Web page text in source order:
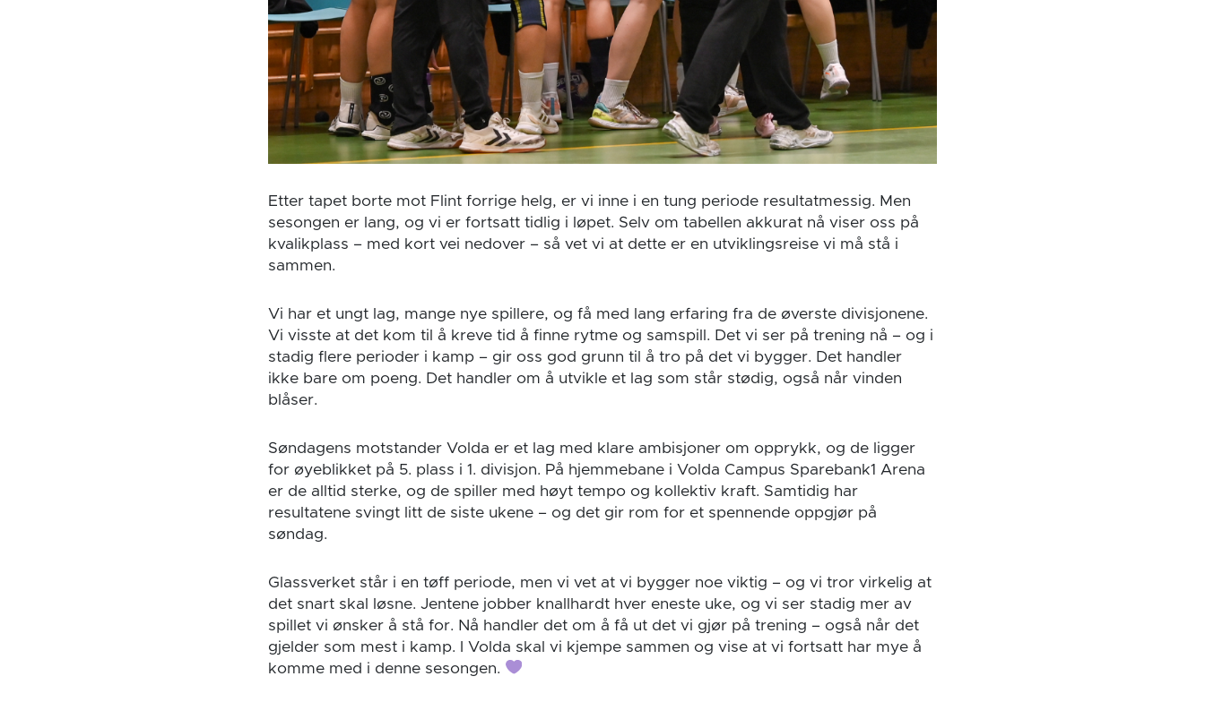
Etter tapet borte mot Flint forrige helg, er vi inne i en tung periode resultatmessig. Men
sesongen er lang, og vi er fortsatt tidlig i løpet. Selv om tabellen akkurat nå viser oss på
kvalikplass – med kort vei nedover – så vet vi at dette er en utviklingsreise vi må stå i
sammen.
Vi har et ungt lag, mange nye spillere, og få med lang erfaring fra de øverste divisjonene.
Vi visste at det kom til å kreve tid å finne rytme og samspill. Det vi ser på trening nå – og i
stadig flere perioder i kamp – gir oss god grunn til å tro på det vi bygger. Det handler
ikke bare om poeng. Det handler om å utvikle et lag som står stødig, også når vinden
blåser.
Søndagens motstander Volda er et lag med klare ambisjoner om opprykk, og de ligger
for øyeblikket på 5. plass i 1. divisjon. På hjemmebane i Volda Campus Sparebank1 Arena
er de alltid sterke, og de spiller med høyt tempo og kollektiv kraft. Samtidig har
resultatene svingt litt de siste ukene – og det gir rom for et spennende oppgjør på
søndag.
Glassverket står i en tøff periode, men vi vet at vi bygger noe viktig – og vi tror virkelig at
det snart skal løsne. Jentene jobber knallhardt hver eneste uke, og vi ser stadig mer av
spillet vi ønsker å stå for. Nå handler det om å få ut det vi gjør på trening – også når det
gjelder som mest i kamp. I Volda skal vi kjempe sammen og vise at vi fortsatt har mye å
komme med i denne sesongen.